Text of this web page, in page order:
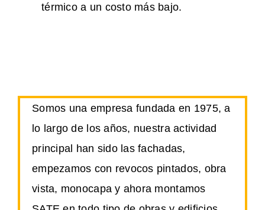
térmico a un costo más bajo.
Somos una empresa fundada en 1975, a
lo largo de los años, nuestra actividad
principal han sido las fachadas,
empezamos con revocos pintados, obra
vista, monocapa y ahora montamos